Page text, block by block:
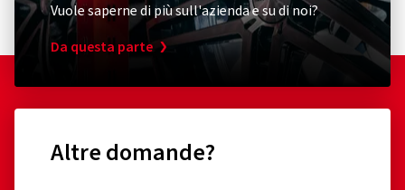
Vuole saperne di più sull'azienda e su di noi?
Da questa parte
Altre domande?